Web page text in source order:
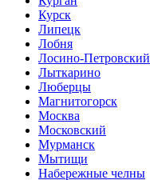
Курск
Липецк
Лобня
Лосино-Петровский
Лыткарино
Люберцы
Магнитогорск
Москва
Московский
Мурманск
Мытищи
Набережные челны